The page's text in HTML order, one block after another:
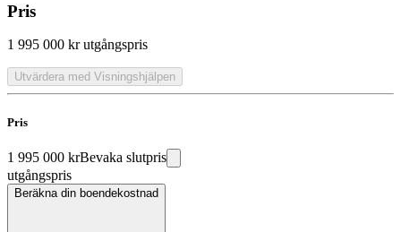
Pris
1 995 000 kr utgångspris
Utvärdera med Visningshjälpen
Pris
1 995 000 krBevaka slutpris
utgångspris
Beräkna din boendekostnad